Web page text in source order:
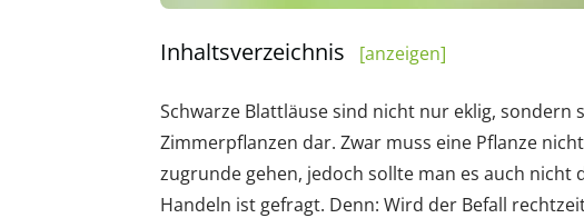
Inhaltsverzeichnis [anzeigen]
Schwarze Blattläuse sind nicht nur eklig, sondern
Zimmerpflanzen dar. Zwar muss eine Pflanze
zugrunde gehen, jedoch sollte man es auch nicht
Handeln ist gefragt. Denn: Wird der Befall